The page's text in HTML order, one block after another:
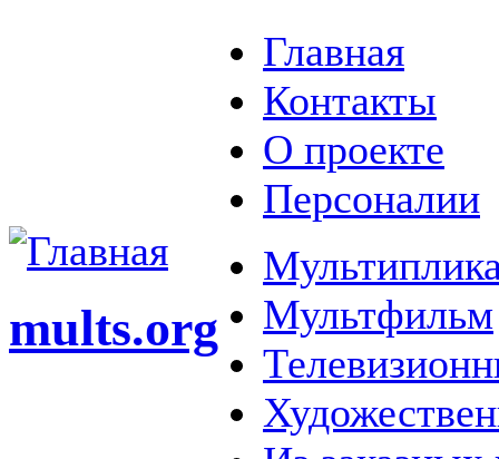
mults.org
Главная
Контакты
О проекте
Персоналии
Мультфильм